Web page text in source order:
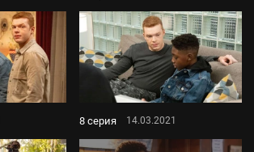
8 серия 14.03.2021